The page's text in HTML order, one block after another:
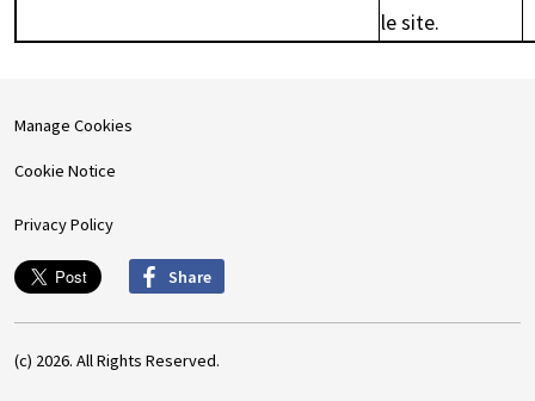
le site.
Manage Cookies
Cookie Notice
Privacy Policy
Share
(c) 2026. All Rights Reserved.